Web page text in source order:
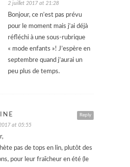
2 juillet 2017 at 21:28
Bonjour, ce n’est pas prévu
pour le moment mais j’ai déjà
réfléchi à une sous-rubrique
« mode enfants »! J’espère en
septembre quand j’aurai un
peu plus de temps.
Reply
at 05:55
pas de tops en lin, plutôt des
pour leur fraîcheur en été (le